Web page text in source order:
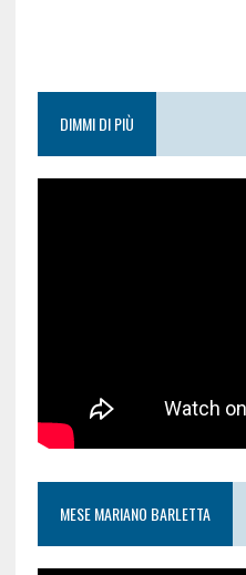
DIMMI DI PIÙ
MESE MARIANO BARLETTA